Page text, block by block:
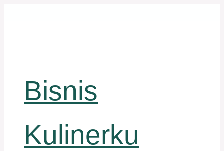
Bisnis
Kulinerku